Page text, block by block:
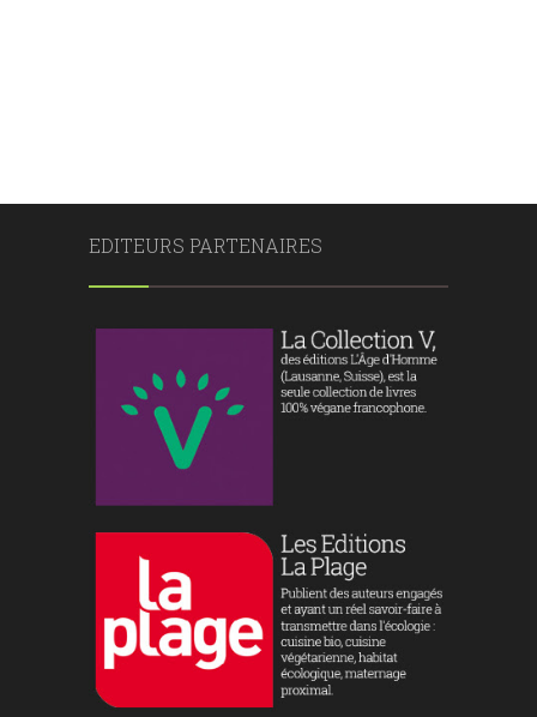
EDITEURS PARTENAIRES